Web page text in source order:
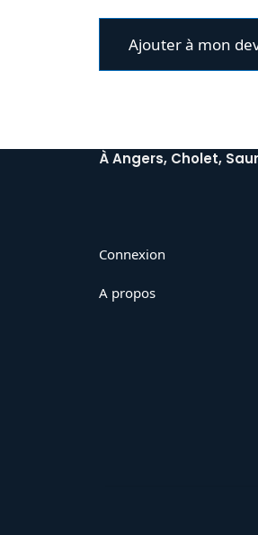
Ajouter à mon
À Angers, Cholet,
Connexion
A propos